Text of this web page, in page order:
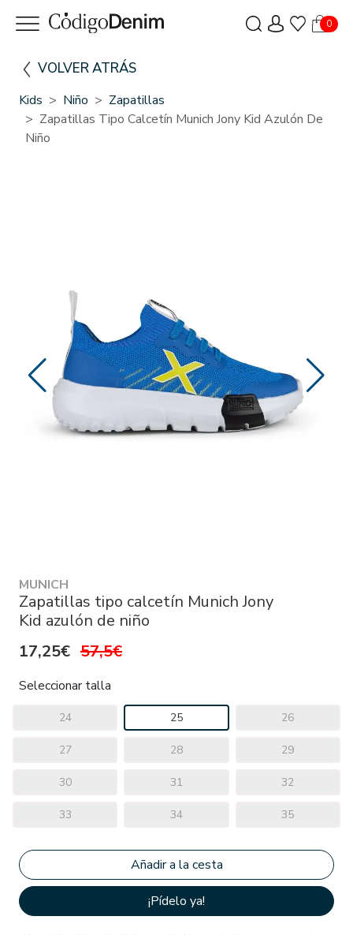
0
VOLVER ATRÁS
Kids Niño
Zapatillas
Zapatillas Tipo Calcetín Munich Jony Kid Azulón De
Niño
MUNICH
Zapatillas tipo calcetín Munich Jony
Kid azulón de niño
17,25€ 57,5€
Seleccionar talla
24 25 26
27 28 29
30 31 32
33 34 35
¡Pídelo ya!